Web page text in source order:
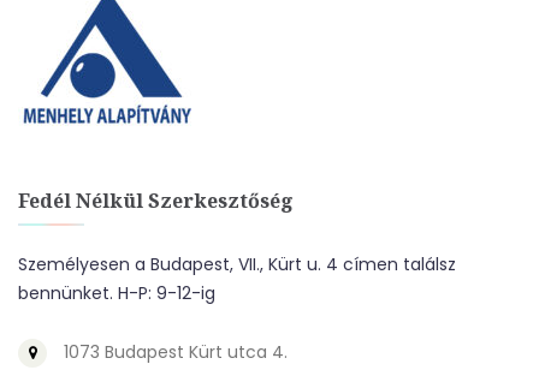
Fedél Nélkül Szerkesztőség
Személyesen a Budapest, VII., Kürt u. 4 címen találsz
bennünket. H-P: 9-12-ig
1073 Budapest Kürt utca 4.